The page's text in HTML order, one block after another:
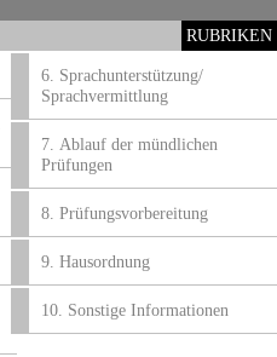
RUBRIKEN
6. Sprachunterstützung/
Sprachvermittlung
7. Ablauf der mündlichen
Prüfungen
8. Prüfungsvorbereitung
9. Hausordnung
10. Sonstige Informationen